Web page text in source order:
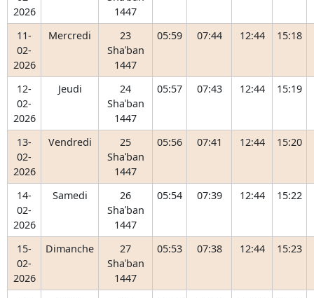
2026
1447
11-
02-
2026
Mercredi
23
Shaʿban
1447
05:59 07:44 12:44 15:18
12-
02-
2026
Jeudi
24
Shaʿban
1447
05:57 07:43 12:44 15:19
13-
02-
2026
Vendredi
25
Shaʿban
1447
05:56 07:41 12:44 15:20
14-
02-
2026
Samedi
26
Shaʿban
1447
05:54 07:39 12:44 15:22
15-
02-
2026
Dimanche
27
Shaʿban
1447
05:53 07:38 12:44 15:23